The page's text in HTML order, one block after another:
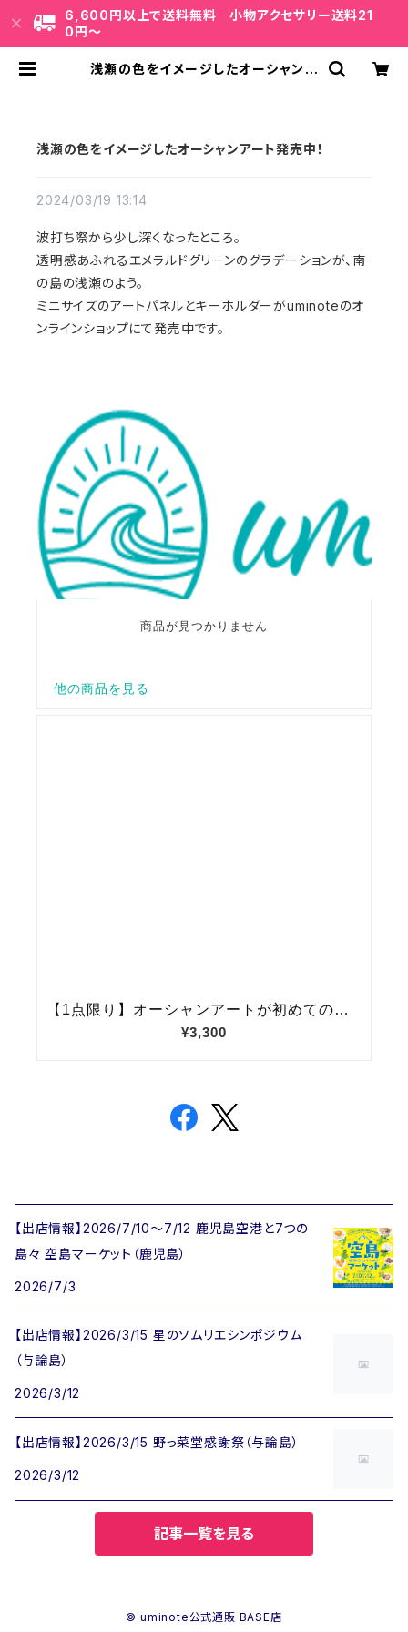
6,600円以上で送料無料 小物アクセサリー送料21
0円〜
浅瀬の色をイメージしたオーシャンア
浅瀬の色をイメージしたオーシャンアート発売中！
2024/03/19 13:14
波打ち際から少し深くなったところ。
透明感あふれるエメラルドグリーンのグラデーションが、南
の島の浅瀬のよう。
ミニサイズのアートパネルとキーホルダーがuminoteのオ
ンラインショップにて発売中です。
【出店情報】2026/7/10〜7/12 鹿児島空港と7つの
島々 空島マーケット（鹿児島）
2026/7/3
【出店情報】2026/3/15 星のソムリエシンポジウム
（与論島）
2026/3/12
【出店情報】2026/3/15 野っ菜堂感謝祭（与論島）
2026/3/12
記事一覧を見る
© uminote公式通販 BASE店